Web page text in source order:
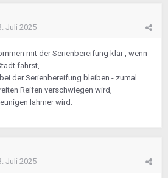
Juli 2025
mit der Serienbereifung klar , wenn
fährst,
der Serienbereifung bleiben - zumal
Reifen verschwiegen wird,
lahmer wird.
Juli 2025